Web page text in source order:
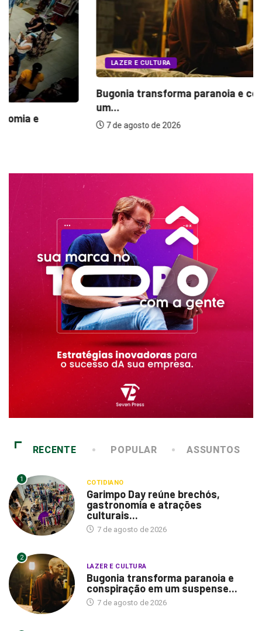
LAZER E CULTURA
Bugonia transforma paranoia e conspiração em
7 de agosto de 2026
RECENTE POPULAR ASSUNTOS
1 COTIDIANO
Garimpo Day reúne brechós,
gastronomia e atrações
culturais...
7 de agosto de 2026
2
LAZER E CULTURA
Bugonia transforma paranoia e
conspiração em um suspense...
7 de agosto de 2026